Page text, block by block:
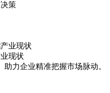
策
现状
力企业精准把握市场脉动。